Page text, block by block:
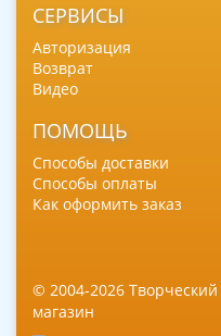
СЕРВИСЫ
Авторизация
Возврат
Видео
ПОМОЩЬ
Способы доставки
Способы оплаты
Как оформить заказ
© 2004-2026
магазин